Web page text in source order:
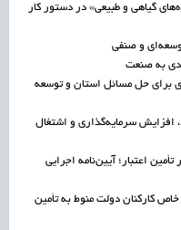
گیاهی و طبیعی» در دستور کار
و صنفی
به صنعت
برای حل مسائل استان و توسعه
تولید، افزایش سرمایه‌گذاری و اشتغال
اعتبار؛ آیین‌نامه اجرایی
کارکنان دولت منوط به تأمین